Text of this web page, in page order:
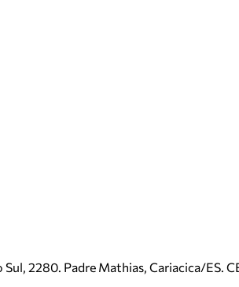
2280. Padre Mathias, Cariacica/ES.